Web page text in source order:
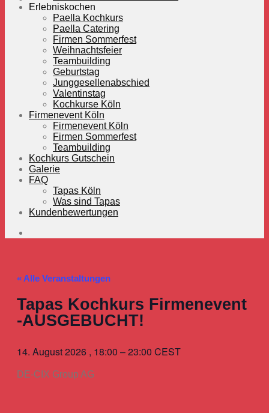
Erlebniskochen
Paella Kochkurs
Paella Catering
Firmen Sommerfest
Weihnachtsfeier
Teambuilding
Geburtstag
Junggesellenabschied
Valentinstag
Kochkurse Köln
Firmenevent Köln
Firmenevent Köln
Firmen Sommerfest
Teambuilding
Kochkurs Gutschein
Galerie
FAQ
Tapas Köln
Was sind Tapas
Kundenbewertungen
« Alle Veranstaltungen
Tapas Kochkurs Firmenevent
-AUSGEBUCHT!
14. August 2026 , 18:00 –23:00 CEST
DE-CIX Group AG